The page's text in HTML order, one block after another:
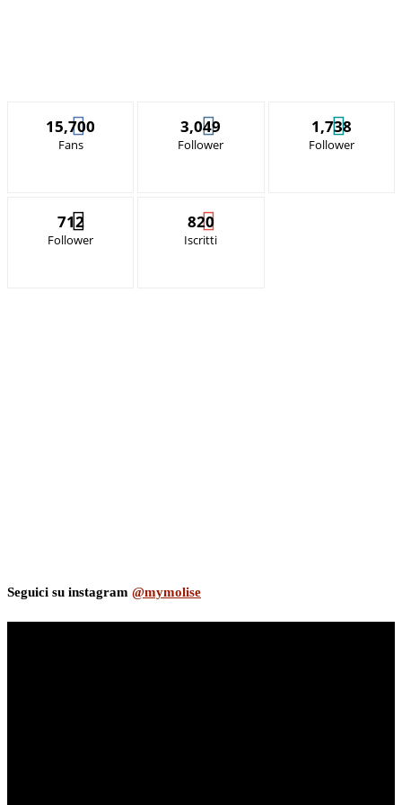
15,700
Fans
3,049
Follower
1,738
Follower
712
Follower
820
Iscritti
Seguici su instagram @mymolise